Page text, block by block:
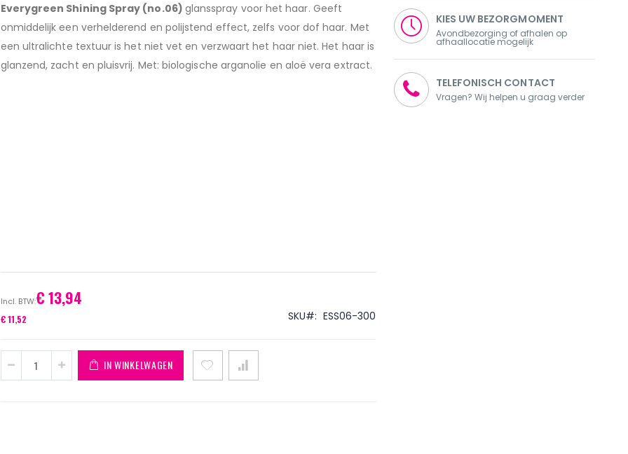
Everygreen Shining Spray (no.06) glansspray voor het haar. Geeft
onmiddelijk een verhelderend en polijstend effect, zelfs voor dof haar. Met
een ultralichte textuur is het niet vet en verzwaart het haar niet. Het haar is
glanzend, zacht en pluisvrij. Met: biologische arganolie en aloë vera extract.
€ 13,94
€ 11,52 SKU ESS06-300
IN WINKELWAGEN
KIES UW BEZORGMOMENT
Avondbezorging of afhalen op
afhaallocatie mogelijk
TELEFONISCH CONTACT
Vragen? Wij helpen u graag verder